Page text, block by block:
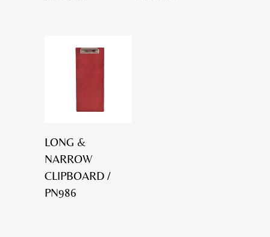
LONG &
NARROW
CLIPBOARD /
PN986